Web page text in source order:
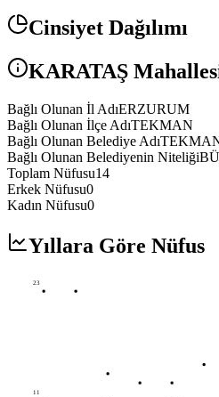
Cinsiyet Dağılımı
KARATAŞ
Bağlı Olunan İl AdıERZURUM
Bağlı Olunan İlçe AdıTEKMAN
Bağlı Olunan Belediye Adı
Bağlı Olunan Belediyenin Niteliği
Toplam Nüfusu14
Erkek Nüfusu0
Kadın Nüfusu0
Yıllara Göre Nüfus
23
11